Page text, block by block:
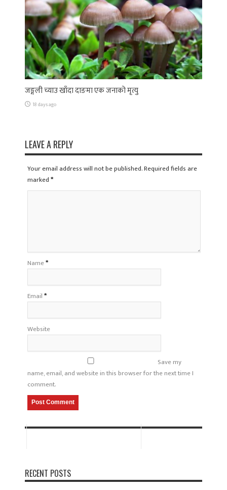
जङ्गली च्याउ खाँदा दाङमा एक जनाको मृत्यु
18 days ago
LEAVE A REPLY
Your email address will not be published. Required fields are
marked*
Name*
Email*
Website
Save my
name, email, and website in this browser for the next time I
comment.
RECENT POSTS